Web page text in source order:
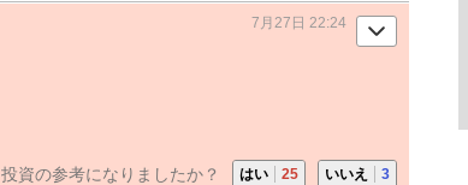
7月27日 22:24
投資の参考になりましたか？ はい 25 いいえ 3